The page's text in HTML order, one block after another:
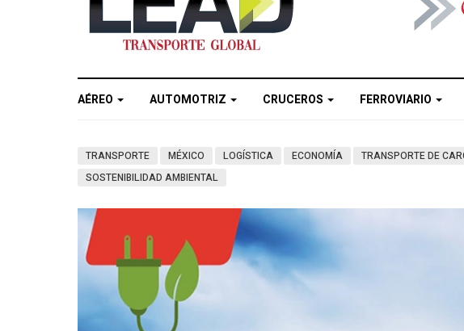
AÉREO AUTOMOTRIZ CRUCEROS FERROVIARIO
TRANSPORTE MÉXICO LOGÍSTICA ECONOMÍA TRANSPORTE DE
SOSTENIBILIDAD AMBIENTAL